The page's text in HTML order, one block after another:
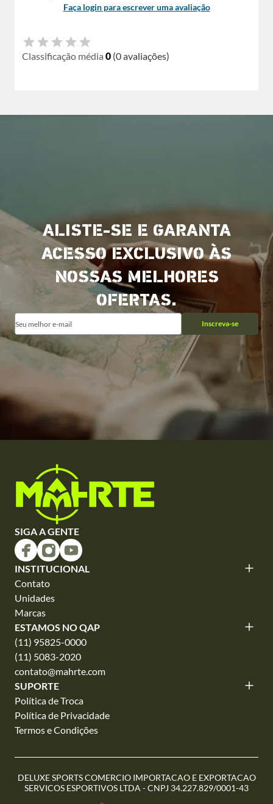
Faça login para escrever uma avaliação
Classificação média 0 (0 avaliações)
ALISTE-SE E GARANTA
ACESSO EXCLUSIVO ÀS
NOSSAS MELHORES
OFERTAS.
Inscreva-se
SIGA A GENTE
INSTITUCIONAL
Contato
Unidades
Marcas
ESTAMOS NO QAP
(11) 95825-0000
(11) 5083-2020
contato@mahrte.com
SUPORTE
Política de Troca
Política de Privacidade
Termos e Condições
DELUXE SPORTS COMERCIO IMPORTACAO E EXPORTACAO
SERVICOS ESPORTIVOS LTDA - CNPJ 34.227.829/0001-43